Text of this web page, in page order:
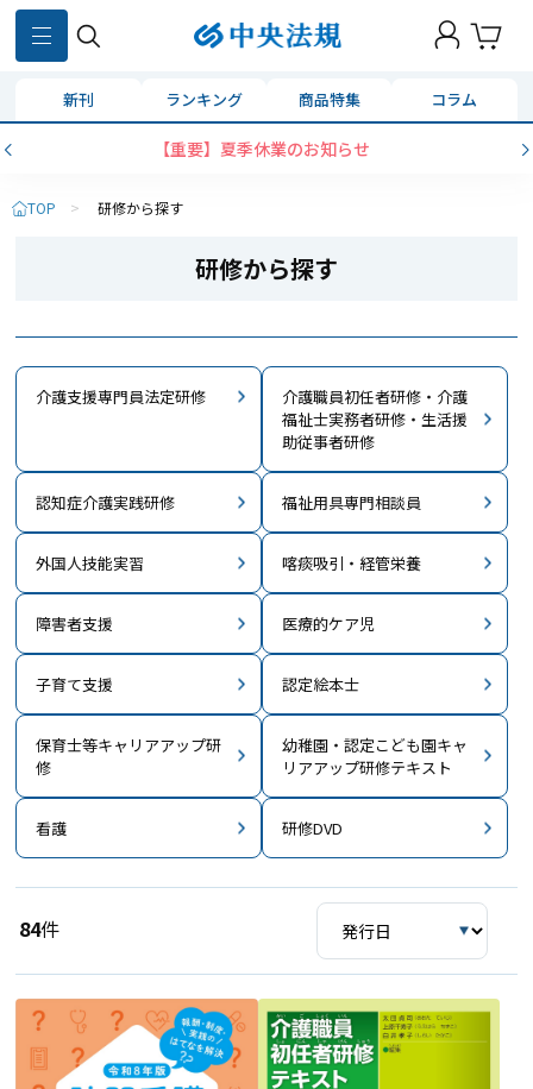
新刊 ランキング 商品特集 コラム
コンビニ決済に「セブンイレブン」を追加いたしました
TOP > 研修から探す
研修から探す
介護支援専門員法定研修
介護職員初任者研修・介護
福祉士実務者研修・生活援
助従事者研修
認知症介護実践研修 福祉用具専門相談員
外国人技能実習 喀痰吸引・経管栄養
障害者支援 医療的ケア児
子育て支援 認定絵本士
保育士等キャリアアップ研
修
幼稚園・認定こども園キャ
リアアップ研修テキスト
看護 研修DVD
84件